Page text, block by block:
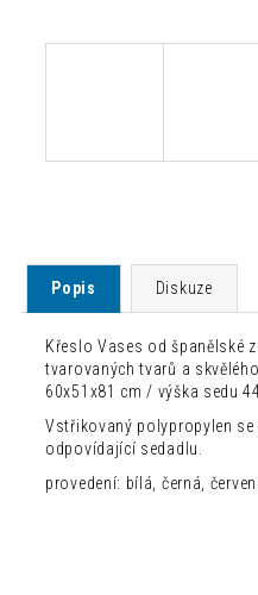
Popis Diskuze
Křeslo Vases od španělské
tvarovaných tvarů a
60x51x81 cm / výška sedu
Vstřikovaný polypropylen
odpovídající sedadlu.
provedení: bílá, černá,
MODERNÍ ŽIDLE CHLOÉ
1 500 Kč